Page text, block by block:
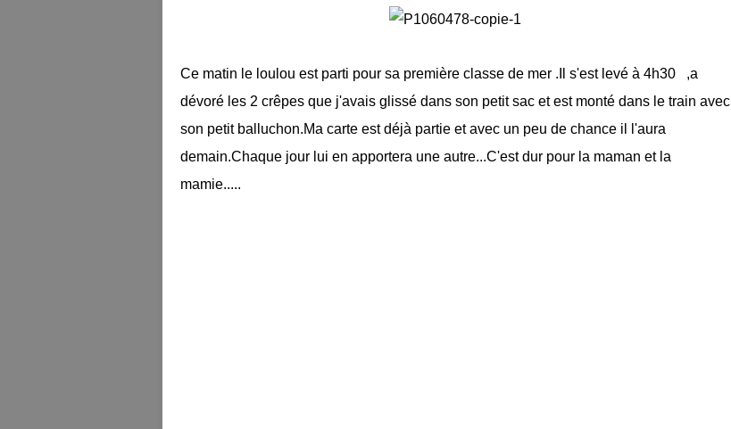
Ce matin le loulou est parti pour sa première classe de mer .Il s'est levé à 4h30 ,a
dévoré les 2 crêpes que j'avais glissé dans son petit sac et est monté dans le train avec
son petit balluchon.Ma carte est déjà partie et avec un peu de chance il l'aura
demain.Chaque jour lui en apportera une autre...C'est dur pour la maman et la
mamie.....